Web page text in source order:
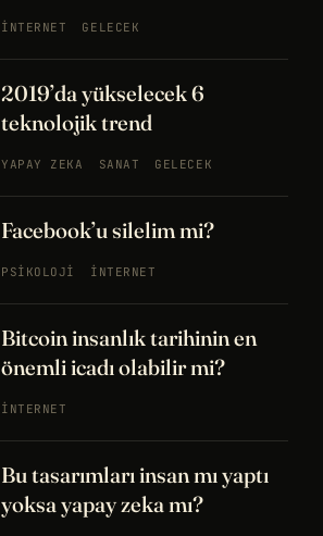
İNTERNET GELECEK
2019’da yükselecek 6
teknolojik trend
YAPAY ZEKA SANAT GELECEK
Facebook’u silelim mi?
PSIKOLOJI İNTERNET
Bitcoin insanlık tarihinin en
önemli icadı olabilir mi?
İNTERNET
Bu tasarımları insan mı yaptı
yoksa yapay zeka mı?